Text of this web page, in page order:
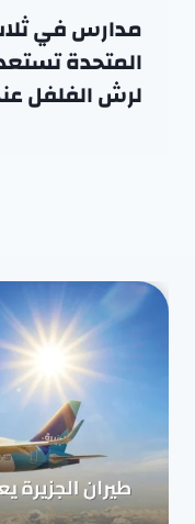
مدارس في
المتحدة
لرش الفلفل